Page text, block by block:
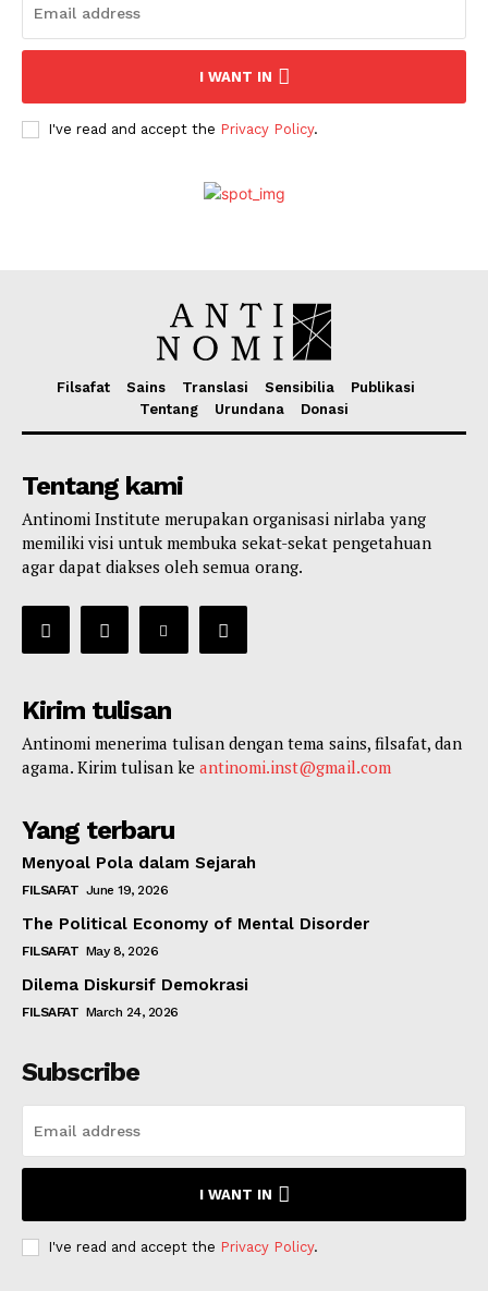
I WANT IN
I've read and accept the Privacy Policy.
Filsafat Sains Translasi Sensibilia
Publikasi
Tentang
Urundana Donasi
Tentang kami
Antinomi Institute merupakan organisasi nirlaba yang
memiliki visi untuk membuka sekat-sekat pengetahuan
agar dapat diakses oleh semua orang.
Kirim tulisan
Antinomi menerima tulisan dengan tema sains, filsafat, dan
agama. Kirim tulisan ke antinomi.inst@gmail.com
Yang terbaru
Menyoal Pola dalam Sejarah
FILSAFAT June 19, 2026
The Political Economy of Mental Disorder
FILSAFAT May 8, 2026
Dilema Diskursif Demokrasi
FILSAFAT March 24, 2026
Subscribe
I WANT IN
I've read and accept the Privacy Policy.